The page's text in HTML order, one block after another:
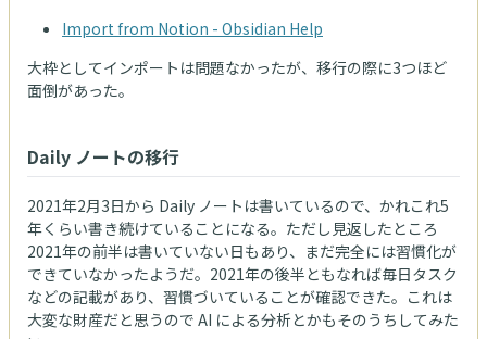
Import from Notion - Obsidian Help
大枠としてインポートは問題なかったが、移行の際に3つほど
面倒があった。
Daily ノートの移行
2021年2月3日から Daily ノートは書いているので、かれこれ5
年くらい書き続けていることになる。ただし見返したところ
2021年の前半は書いていない日もあり、まだ完全には習慣化が
できていなかったようだ。2021年の後半ともなれば毎日タスク
などの記載があり、習慣づいていることが確認できた。これは
大変な財産だと思うので AI による分析とかもそのうちしてみた